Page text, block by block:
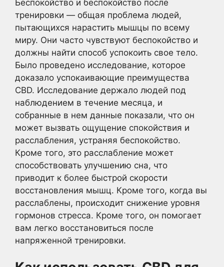
Беспокойство и беспокойство после
тренировки — общая проблема людей,
пытающихся нарастить мышцы по всему
миру. Они часто чувствуют беспокойство и
должны найти способ успокоить свое тело.
Было проведено исследование, которое
доказало успокаивающие преимущества
CBD. Исследование держало людей под
наблюдением в течение месяца, и
собранные в нем данные показали, что он
может вызвать ощущение спокойствия и
расслабления, устраняя беспокойство.
Кроме того, это расслабление может
способствовать улучшению сна, что
приводит к более быстрой скорости
восстановления мышц. Кроме того, когда вы
расслаблены, происходит снижение уровня
гормонов стресса. Кроме того, он помогает
вам легко восстановиться после
напряженной тренировки.